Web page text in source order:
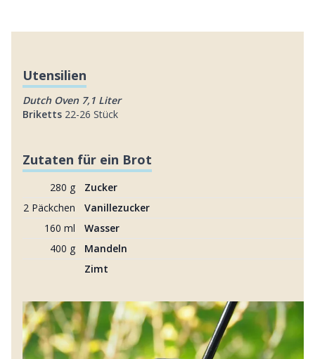
Utensilien
Dutch Oven 7,1 Liter
Briketts 22-26 Stück
Zutaten für ein Brot
280 g
Zucker
2 Päckchen
Vanillezucker
160 ml
Wasser
400 g
Mandeln
Zimt